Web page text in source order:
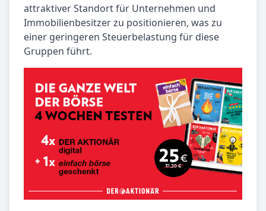
attraktiver Standort für Unternehmen und
Immobilienbesitzer zu positionieren, was zu
einer geringeren Steuerbelastung für diese
Gruppen führt.